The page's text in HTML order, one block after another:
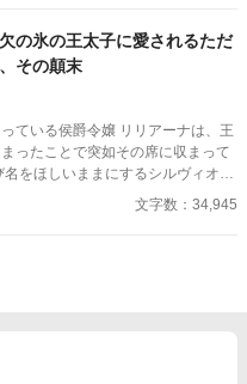
ンタルしますと特別番外編（鍵付
の氷の王太子に愛されるただ
その顛末
ている侯爵令嬢 リリアーナは、王
ったことで突如その席に収まって
をほしいままにするシルヴィオ。
ていた彼のやさしさに触れてい
れていく。けれど、同時に自分な
文字数：34,945